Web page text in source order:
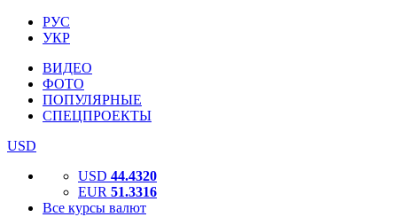
РУС
УКР
ВИДЕО
ФОТО
ПОПУЛЯРНЫЕ
СПЕЦПРОЕКТЫ
USD
USD 44.4320
EUR 51.3316
Все курсы валют